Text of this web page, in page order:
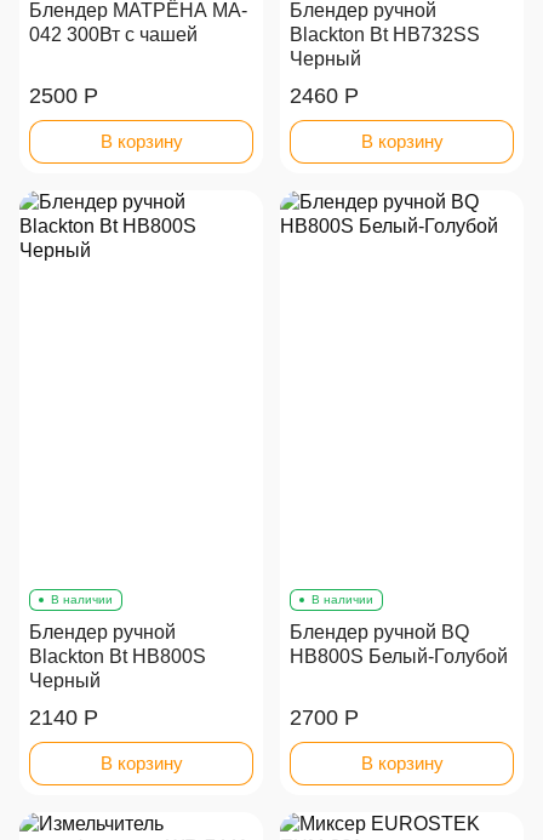
Блендер МАТРЁНА MA-
042 300Вт с чашей
2500 Р
В корзину
Блендер ручной
Blackton Bt HB732SS
Черный
2460 Р
В корзину
В наличии
Блендер ручной
Blackton Bt HB800S
Черный
2140 Р
В корзину
В наличии
Блендер ручной BQ
HB800S Белый-Голубой
2700 Р
В корзину